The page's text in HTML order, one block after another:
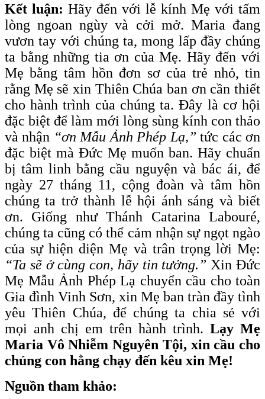
Kết luận: Hãy đến với lễ kính Mẹ với tấm
lòng ngoan ngùy và cởi mở. Maria đang
vươn tay với chúng ta, mong lấp đầy chúng
ta bằng những tia ơn của Mẹ. Hãy đến với
Mẹ bằng tâm hồn đơn sơ của trẻ nhỏ, tin
rằng Mẹ sẽ xin Thiên Chúa ban ơn cần thiết
cho hành trình của chúng ta. Đây là cơ hội
đặc biệt để làm mới lòng sùng kính con thảo
và nhận “ơn Mẫu Ảnh Phép Lạ,” tức các ơn
đặc biệt mà Đức Mẹ muốn ban. Hãy chuẩn
bị tâm linh bằng cầu nguyện và bác ái, để
ngày 27 tháng 11, cộng đoàn và tâm hồn
chúng ta trở thành lễ hội ánh sáng và biết
ơn. Giống như Thánh Catarina Labouré,
chúng ta cũng có thể cảm nhận sự ngọt ngào
của sự hiện diện Mẹ và trân trọng lời Mẹ:
“Ta sẽ ở cùng con, hãy tin tưởng.” Xin Đức
Mẹ Mẫu Ảnh Phép Lạ chuyển cầu cho toàn
Gia đình Vinh Sơn, xin Mẹ ban tràn đầy tình
yêu Thiên Chúa, để chúng ta chia sẻ với
mọi anh chị em trên hành trình. Lạy Mẹ
Maria Vô Nhiễm Nguyên Tội, xin cầu cho
chúng con hằng chạy đến kêu xin Mẹ!
Nguồn tham khảo: